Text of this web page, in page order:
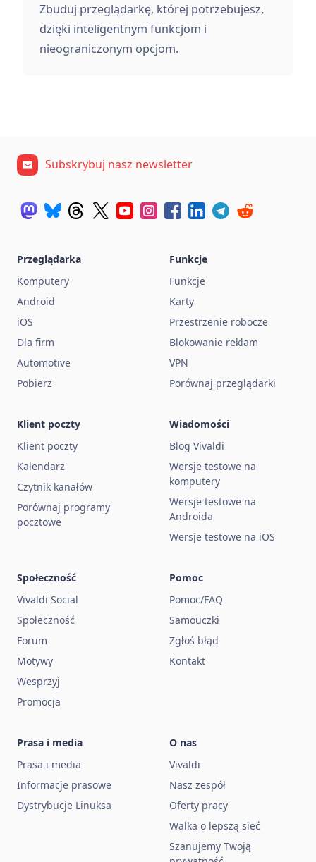
Zbuduj przeglądarkę, której potrzebujesz,
dzięki inteligentnym funkcjom i
nieograniczonym opcjom.
Subskrybuj nasz newsletter
Przeglądarka
Komputery
Android
iOS
Dla firm
Automotive
Pobierz
Funkcje
Funkcje
Karty
Przestrzenie robocze
Blokowanie reklam
VPN
Porównaj przeglądarki
Klient poczty
Klient poczty
Kalendarz
Czytnik kanałów
Porównaj programy
pocztowe
Wiadomości
Blog Vivaldi
Wersje testowe na
komputery
Wersje testowe na
Androida
Wersje testowe na iOS
Społeczność
Vivaldi Social
Społeczność
Forum
Motywy
Wesprzyj
Promocja
Pomoc
Pomoc/FAQ
Samouczki
Zgłoś błąd
Kontakt
Prasa i media
Prasa i media
Informacje prasowe
Dystrybucje Linuksa
O nas
Vivaldi
Nasz zespół
Oferty pracy
Walka o lepszą sieć
Szanujemy Twoją